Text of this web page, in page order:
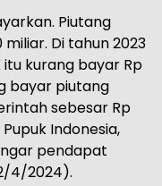
Piutang
Di tahun 2023
itu kurang bayar Rp
bayar piutang
sebesar Rp
Indonesia,
pendapat
4/2024).